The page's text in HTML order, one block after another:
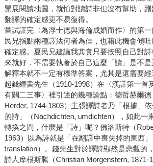
開展閱讀地圖，就怕對讀詩非但沒有幫助，
翻譯的確定感更不易復得。
嘗試譯完〈為浮士德與海倫成婚而作〉的第
民兄指點兩種譯法何者為佳，也藉此機會傾
確定感。夏民兄建議我其實只要按照自己對
來就好，不需要執著於自己這麼「讀」是不
解釋本就不一定有標準答案，尤其是還需要
起錢鍾書先生（1910-1998）在〈漢譯第一首
有關二三事〉裡引述的幾種論點：德哲赫爾
Herder, 1744-1803）主張譯詩者乃「根據、
的詩」（Nachdichten, umdichten），如此一
轉換之間，什麼是「詩」呢？佛洛斯特（
1963）以為詩就是「在翻譯中喪失掉的東西
translation）。錢先生對於譯詩顯然是悲觀的
詩人摩根斯騰（Christian Morgenstern, 1871-